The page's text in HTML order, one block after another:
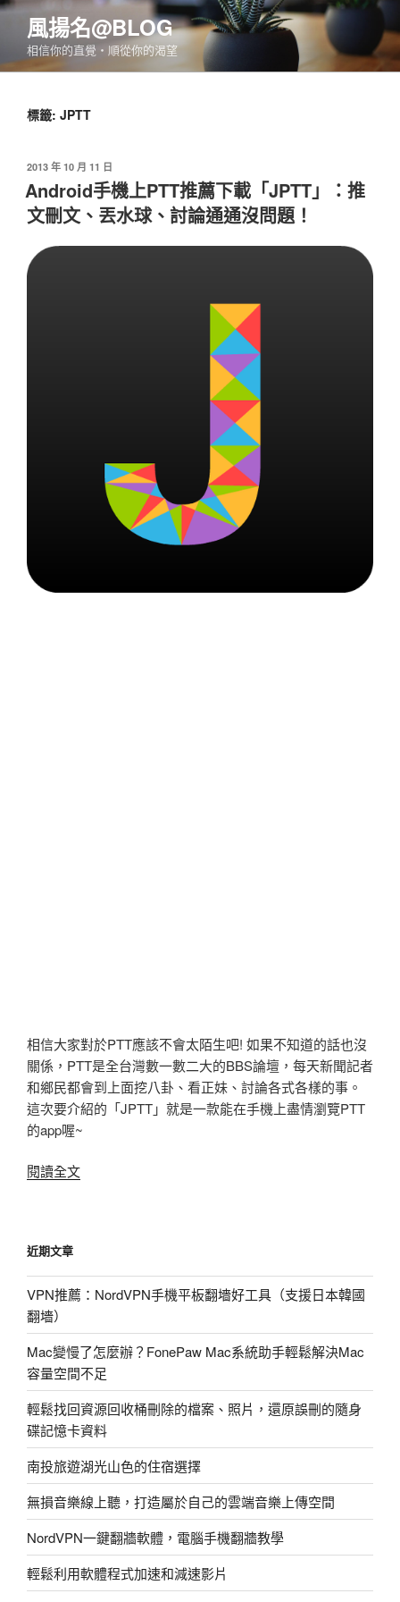
跳
要
風揚名@BLOG
相信你的直覺‧順從你的渴望
標籤: JPTT
發
佈
於
2013 年 10 月 11 日
Android手機上PTT推薦下載「JPTT」：推
文刪文、丟水球、討論通通沒問題！
相信大家對於PTT應該不會太陌生吧! 如果不知道的話也沒
關係，PTT是全台灣數一數二大的BBS論壇，每天新聞記者
和鄉民都會到上面挖八卦、看正妹、討論各式各樣的事。
這次要介紹的「JPTT」就是一款能在手機上盡情瀏覽PTT
的app喔~
閱讀全文〈Android
推
薦
載
「JPTT」：
推
文
刪
文、
丟
水
球、
討
論
通
近期文章
VPN推薦：NordVPN手機平板翻墻好工具（支援日本韓國
翻墻）
Mac變慢了怎麼辦？FonePaw Mac系統助手輕鬆解決Mac
容量空間不足
輕鬆找回資源回收桶刪除的檔案、照片，還原誤刪的隨身
碟記憶卡資料
南投旅遊湖光山色的住宿選擇
無損音樂線上聽，打造屬於自己的雲端音樂上傳空間
NordVPN一鍵翻牆軟體，電腦手機翻牆教學
輕鬆利用軟體程式加速和減速影片